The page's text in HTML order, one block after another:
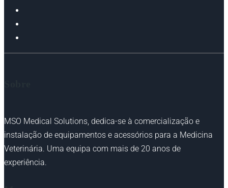
MSO Medical Solutions, dedica-se à comercialização e
instalação de equipamentos e acessórios para a Medicina
Veterinária. Uma equipa com mais de 20 anos de
experiência.